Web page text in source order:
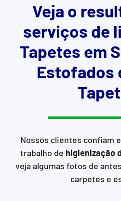
Veja o
serviços de
Tapetes em
Estofados
Nossos clientes confiam
trabalho de higienização
veja algumas fotos de
carpetes e